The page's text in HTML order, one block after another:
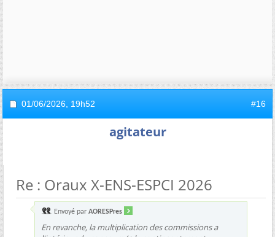
01/06/2026, 19h52 #16
agitateur
Re : Oraux X-ENS-ESPCI 2026
Envoyé par AORESPres
En revanche, la multiplication des commissions a